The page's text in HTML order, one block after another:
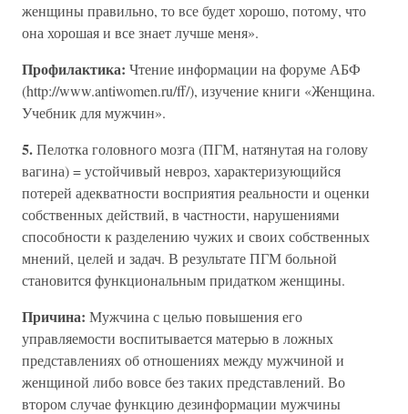
женщины правильно, то все будет хорошо, потому, что
она хорошая и все знает лучше меня».
Профилактика: Чтение информации на форуме АБФ
(http://www.antiwomen.ru/ff/), изучение книги «Женщина.
Учебник для мужчин».
5.Пелотка головного мозга (ПГМ, натянутая на голову
вагина) = устойчивый невроз, характеризующийся
потерей адекватности восприятия реальности и оценки
собственных действий, в частности, нарушениями
способности к разделению чужих и своих собственных
мнений, целей и задач. В результате ПГМ больной
становится функциональным придатком женщины.
Причина: Мужчина с целью повышения его
управляемости воспитывается матерью в ложных
представлениях об отношениях между мужчиной и
женщиной либо вовсе без таких представлений. Во
втором случае функцию дезинформации мужчины